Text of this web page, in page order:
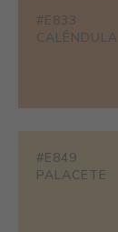
#E833
CALÊNDULA
#E849
PALACETE